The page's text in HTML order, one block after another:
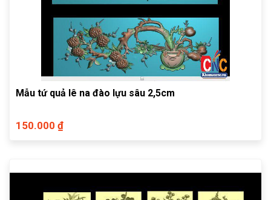
Mẫu tứ quả lê na đào lựu sâu 2,5cm
150.000 ₫